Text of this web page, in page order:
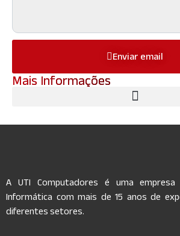
Enviar email
Mais Informações
A UTI Computadores é uma
Informática com mais de 15 anos de
diferentes setores.